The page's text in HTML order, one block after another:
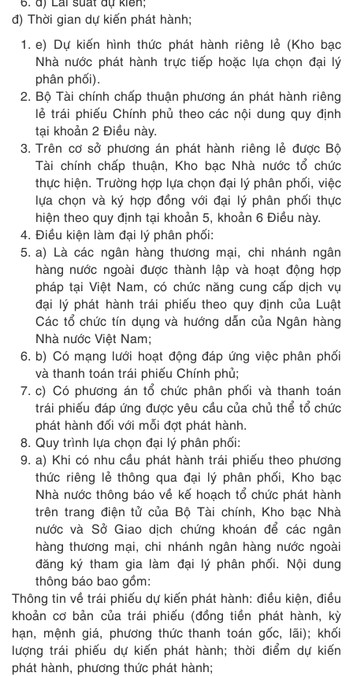
đ) Thời gian dự kiến phát hành;
e) Dự kiến hình thức phát hành riêng lẻ (Kho bạc
Nhà nước phát hành trực tiếp hoặc lựa chọn đại lý
phân phối).
Bộ Tài chính chấp thuận phương án phát hành riêng
lẻ trái phiếu Chính phủ theo các nội dung quy định
tại khoản 2 Điều này.
Trên cơ sở phương án phát hành riêng lẻ được Bộ
Tài chính chấp thuận, Kho bạc Nhà nước tổ chức
thực hiện. Trường hợp lựa chọn đại lý phân phối, việc
lựa chọn và ký hợp đồng với đại lý phân phối thực
hiện theo quy định tại khoản 5, khoản 6 Điều này.
Điều kiện làm đại lý phân phối:
a) Là các ngân hàng thương mại, chi nhánh ngân
hàng nước ngoài được thành lập và hoạt động hợp
pháp tại Việt Nam, có chức năng cung cấp dịch vụ
đại lý phát hành trái phiếu theo quy định của Luật
Các tổ chức tín dụng và hướng dẫn của Ngân hàng
Nhà nước Việt Nam;
b) Có mạng lưới hoạt động đáp ứng việc phân phối
và thanh toán trái phiếu Chính phủ;
c) Có phương án tổ chức phân phối và thanh toán
trái phiếu đáp ứng được yêu cầu của chủ thể tổ chức
phát hành đối với mỗi đợt phát hành.
Quy trình lựa chọn đại lý phân phối:
a) Khi có nhu cầu phát hành trái phiếu theo phương
thức riêng lẻ thông qua đại lý phân phối, Kho bạc
Nhà nước thông báo về kế hoạch tổ chức phát hành
trên trang điện tử của Bộ Tài chính, Kho bạc Nhà
nước và Sở Giao dịch chứng khoán để các ngân
hàng thương mại, chi nhánh ngân hàng nước ngoài
đăng ký tham gia làm đại lý phân phối. Nội dung
thông báo bao gồm:
Thông tin về trái phiếu dự kiến phát hành: điều kiện, điều
khoản cơ bản của trái phiếu (đồng tiền phát hành, kỳ
hạn, mệnh giá, phương thức thanh toán gốc, lãi); khối
lượng trái phiếu dự kiến phát hành; thời điểm dự kiến
phát hành, phương thức phát hành;